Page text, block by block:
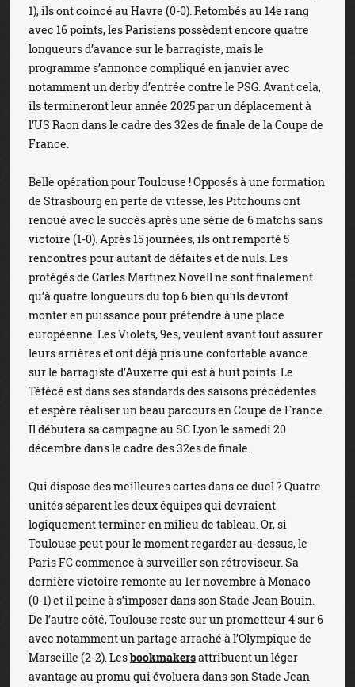
1), ils ont coincé au Havre (0-0). Retombés au 14e rang
avec 16 points, les Parisiens possèdent encore quatre
longueurs d’avance sur le barragiste, mais le
programme s’annonce compliqué en janvier avec
notamment un derby d’entrée contre le PSG. Avant cela,
ils termineront leur année 2025 par un déplacement à
l’US Raon dans le cadre des 32es de finale de la Coupe de
France.
Belle opération pour Toulouse ! Opposés à une formation
de Strasbourg en perte de vitesse, les Pitchouns ont
renoué avec le succès après une série de 6 matchs sans
victoire (1-0). Après 15 journées, ils ont remporté 5
rencontres pour autant de défaites et de nuls. Les
protégés de Carles Martinez Novell ne sont finalement
qu’à quatre longueurs du top 6 bien qu’ils devront
monter en puissance pour prétendre à une place
européenne. Les Violets, 9es, veulent avant tout assurer
leurs arrières et ont déjà pris une confortable avance
sur le barragiste d’Auxerre qui est à huit points. Le
Téfécé est dans ses standards des saisons précédentes
et espère réaliser un beau parcours en Coupe de France.
Il débutera sa campagne au SC Lyon le samedi 20
décembre dans le cadre des 32es de finale.
Qui dispose des meilleures cartes dans ce duel ? Quatre
unités séparent les deux équipes qui devraient
logiquement terminer en milieu de tableau. Or, si
Toulouse peut pour le moment regarder au-dessus, le
Paris FC commence à surveiller son rétroviseur. Sa
dernière victoire remonte au 1er novembre à Monaco
(0-1) et il peine à s’imposer dans son Stade Jean Bouin.
De l’autre côté, Toulouse reste sur un prometteur 4 sur 6
avec notamment un partage arraché à l’Olympique de
Marseille (2-2). Lesbookmakersattribuent un léger
avantage au promu qui évoluera dans son Stade Jean